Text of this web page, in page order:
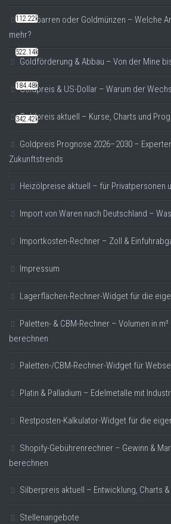
Goldbarren oder Goldmünzen – Welche
mehr?
Goldförderung & Abbau – Von der Mine
Goldpreis & US-Dollar – Warum der
Goldpreis aktuell – Kurse, Charts und
Goldpreis Prognose 2026–2030 –
Zukunftstrends
Heizölpreise aktuell – für Privatpersonen
Import von Waren nach Deutschland –
Importkosten-Rechner – Zoll &
Impressum
Lagerflächen-Rechner-Widget für die
Paletten- & CBM-Rechner – Volumen in
berechnen
Paletten-/CBM-Rechner-Widget für
Platin & Palladium – Edelmetalle mit
Restposten-Kalkulator-Widget für die
Shopify-Gebührenrechner – Gewinn &
berechnen
Silberpreis aktuell – Entwicklung, Charts
Stellenangebote
112.22k
522.14k
184.48k
342.42k